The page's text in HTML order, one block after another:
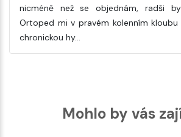
nicméně než se objednám, radši
Ortoped mi v pravém kolenním kloubu
chronickou hy…
Mohlo by vás